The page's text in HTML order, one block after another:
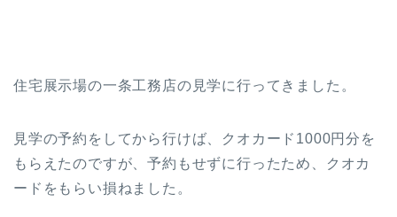
住宅展示場の一条工務店の見学に行ってきました。
見学の予約をしてから行けば、クオカード1000円分を
もらえたのですが、予約もせずに行ったため、クオカ
ードをもらい損ねました。